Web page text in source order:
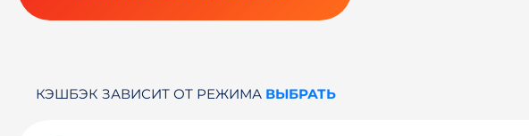
КЭШБЭК ЗАВИСИТ ОТ РЕЖИМА ВЫБРАТЬ